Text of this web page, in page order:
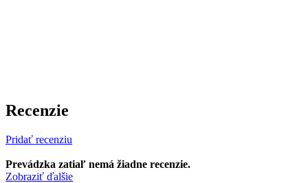
Recenzie
Pridať recenziu
Prevádzka zatiaľ nemá žiadne recenzie.
Zobraziť ďalšie